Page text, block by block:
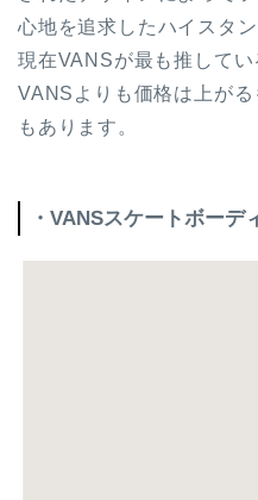
心地を追求したハイスタン
現在VANSが最も推して
VANSよりも価格は上が
もあります。
・VANSスケートボーデ